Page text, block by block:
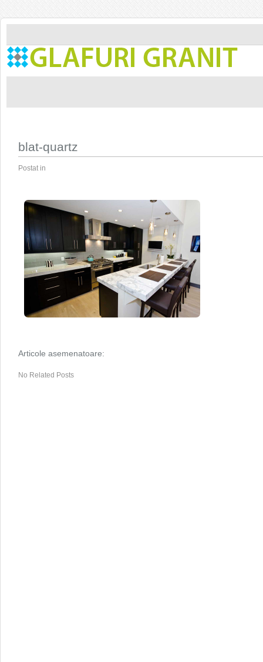
blat-quartz
Postat in
Articole asemenatoare:
No Related Posts